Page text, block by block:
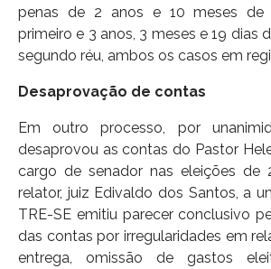
penas de 2 anos e 10 meses de
primeiro e 3 anos, 3 meses e 19 dias
segundo réu, ambos os casos em
Desaprovação de contas
Em outro processo, por
desaprovou as contas do Pastor
cargo de senador nas eleições de
relator, juiz Edivaldo dos Santos, a
TRE-SE emitiu parecer conclusivo
das contas por irregularidades em
entrega, omissão de gastos